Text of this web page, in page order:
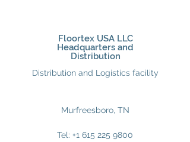
Floortex USA LLC
Headquarters and
Distribution
Distribution and Logistics facility
Murfreesboro, TN
Tel: +1 615 225 9800